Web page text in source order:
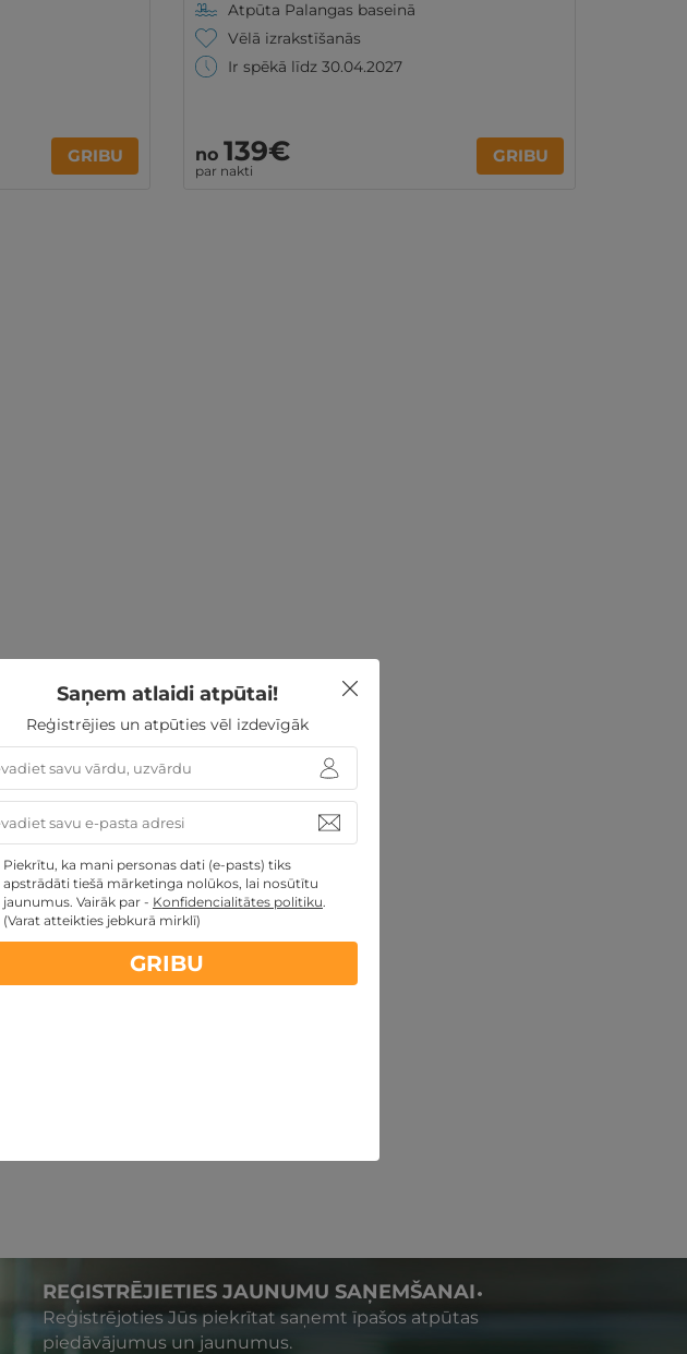
GRIBU
Atpūta Palangas baseinā
Vēlā izrakstīšanās
Ir spēkā līdz 30.04.2027
no 139€
par nakti
GRIBU
REĢISTRĒJIETIES JAUNUMU SAŅEMŠANAI
Reģistrējoties Jūs piekrītat saņemt īpašos atpūtas
piedāvājumus un jaunumus.
Saņem atlaidi atpūtai!
Reģistrējies un atpūties vēl izdevīgāk
Piekrītu, ka mani personas dati (e-pasts) tiks
apstrādāti tiešā mārketinga nolūkos, lai nosūtītu
jaunumus. Vairāk par - Konfidencialitātes politiku.
(Varat atteikties jebkurā mirklī)
GRIBU